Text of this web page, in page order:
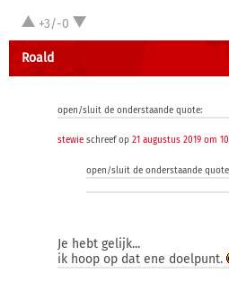
+3/-0
Roald
open/sluit de onderstaande quote:
stewie schreef op 21 augustus 2019 om
open/sluit de onderstaande
Je hebt gelijk...
ik hoop op dat ene doelpunt.